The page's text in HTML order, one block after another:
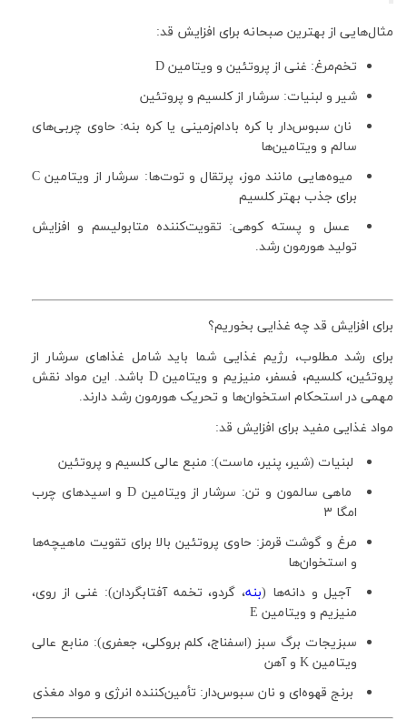
مثال‌هایی از بهترین صبحانه برای افزایش قد:
تخم‌مرغ: غنی از پروتئین و ویتامین D
شیر و لبنیات: سرشار از کلسیم و پروتئین
نان سبوس‌دار با کره بادام‌زمینی یا کره بنه: حاوی چربی‌های
سالم و ویتامین‌ها
میوه‌هایی مانند موز، پرتقال و توت‌ها: سرشار از ویتامین C
برای جذب بهتر کلسیم
عسل و پسته کوهی: تقویت‌کننده متابولیسم و افزایش
تولید هورمون رشد.
برای افزایش قد چه غذایی بخوریم؟
برای رشد مطلوب، رژیم غذایی شما باید شامل غذاهای سرشار از
پروتئین، کلسیم، فسفر، منیزیم و ویتامین D باشد. این مواد نقش
مهمی در استحکام استخوان‌ها و تحریک هورمون رشد دارند.
مواد غذایی مفید برای افزایش قد:
لبنیات (شیر، پنیر، ماست): منبع عالی کلسیم و پروتئین
ماهی سالمون و تن: سرشار از ویتامین D و اسیدهای چرب
امگا ۳
مرغ و گوشت قرمز: حاوی پروتئین بالا برای تقویت ماهیچه‌ها
و استخوان‌ها
آجیل و دانه‌ها (بنه، گردو، تخمه آفتابگردان): غنی از روی،
منیزیم و ویتامین E
سبزیجات برگ سبز (اسفناج، کلم بروکلی، جعفری): منابع عالی
ویتامین K و آهن
برنج قهوه‌ای و نان سبوس‌دار: تأمین‌کننده انرژی و مواد مغذی